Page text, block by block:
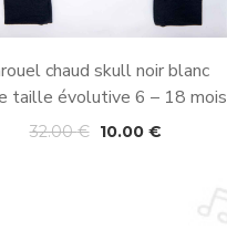
chaud skull noir blanc
taille évolutive 6 – 18 mois
32.00€ 10.00 €